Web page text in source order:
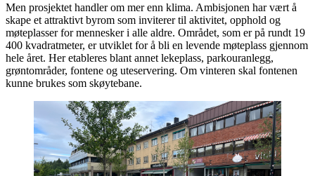
Men prosjektet handler om mer enn klima. Ambisjonen har vært å
skape et attraktivt byrom som inviterer til aktivitet, opphold og
møteplasser for mennesker i alle aldre. Området, som er på rundt 19
400 kvadratmeter, er utviklet for å bli en levende møteplass gjennom
hele året. Her etableres blant annet lekeplass, parkouranlegg,
grøntområder, fontene og uteservering. Om vinteren skal fontenen
kunne brukes som skøytebane.